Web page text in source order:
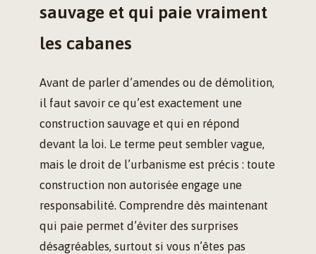
sauvage et qui paie vraiment
les cabanes
Avant de parler d’amendes ou de démolition,
il faut savoir ce qu’est exactement une
construction sauvage et qui en répond
devant la loi. Le terme peut sembler vague,
mais le droit de l’urbanisme est précis : toute
construction non autorisée engage une
responsabilité. Comprendre dès maintenant
qui paie permet d’éviter des surprises
désagréables, surtout si vous n’êtes pas